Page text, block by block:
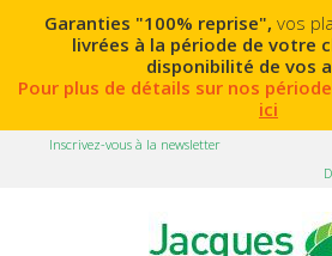
Garanties "100% reprise", vos
livrées à la période de votre
disponibilité de vos
Pour plus de détails sur nos
ici
Inscrivez-vous à la newsletter